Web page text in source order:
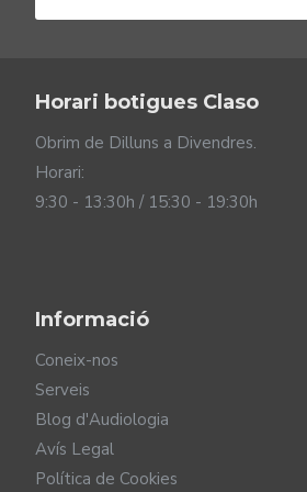
El disseny
El nou model d'audiòfons a
segur portant-los i fes servir la
còmodes de portar i fàcils de
Horari botigues Claso
Obrim de Dilluns a Divendres.
Horari:
9:30 - 13:30h / 15:30 - 19:30h
Informació
Coneix-nos
Serveis
Blog d'Audiologia
Avís Legal
Política de Cookies